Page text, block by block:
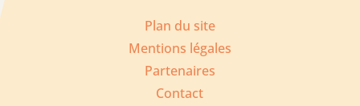
Plan du site
Mentions légales
Partenaires
Contact